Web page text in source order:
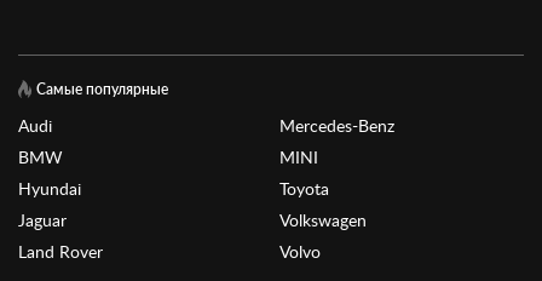
Самые популярные
Audi
BMW
Hyundai
Jaguar
Land Rover
Mercedes-Benz
MINI
Toyota
Volkswagen
Volvo